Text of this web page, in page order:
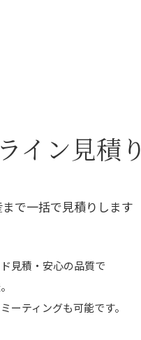
イン見積り
で一括で見積りします
見積・安心の品質で
ーティングも可能です。